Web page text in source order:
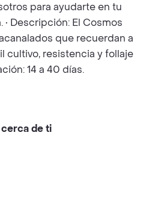
para ayudarte en tu
Descripción: El Cosmos
que recuerdan a
cultivo, resistencia y follaje
14 a 40 días.
de ti